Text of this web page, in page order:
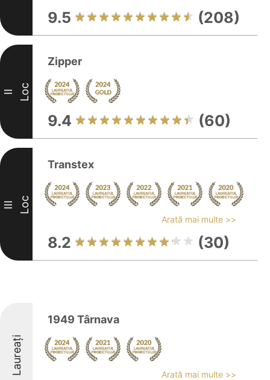
9.5 (208)
II Loc
Zipper
9.4 (60)
III Loc
Transtex
Arată mai multe >>
8.2 (30)
Laureați
1949 Târnava
Arată mai multe >>